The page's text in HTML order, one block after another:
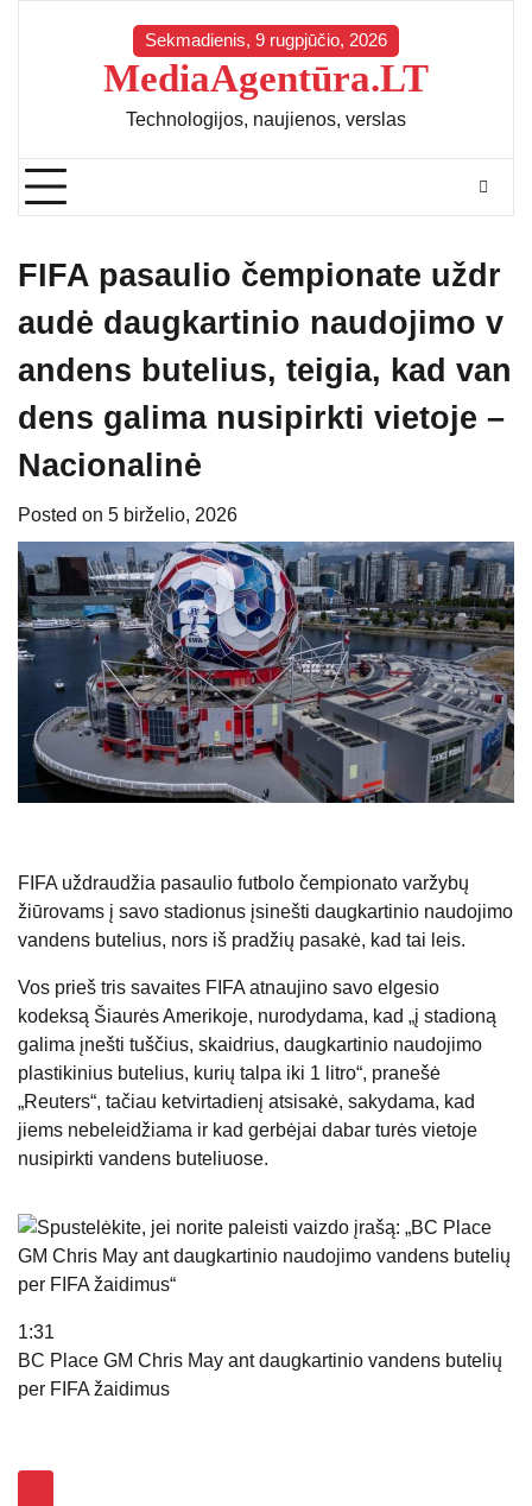
Sekmadienis, 9 rugpjūčio, 2026
MediaAgentūra.LT
Technologijos, naujienos, verslas
FIFA pasaulio čempionate uždr
audė daugkartinio naudojimo v
andens butelius, teigia, kad van
dens galima nusipirkti vietoje –
Nacionalinė
Posted on 5 birželio, 2026
FIFA uždraudžia pasaulio futbolo čempionato varžybų
žiūrovams į savo stadionus įsinešti daugkartinio naudojimo
vandens butelius, nors iš pradžių pasakė, kad tai leis.
Vos prieš tris savaites FIFA atnaujino savo elgesio
kodeksą Šiaurės Amerikoje, nurodydama, kad „į stadioną
galima įnešti tuščius, skaidrius, daugkartinio naudojimo
plastikinius butelius, kurių talpa iki 1 litro“, pranešė
„Reuters“, tačiau ketvirtadienį atsisakė, sakydama, kad
jiems nebeleidžiama ir kad gerbėjai dabar turės vietoje
nusipirkti vandens buteliuose.
1:31
BC Place GM Chris May ant daugkartinio vandens butelių
per FIFA žaidimus